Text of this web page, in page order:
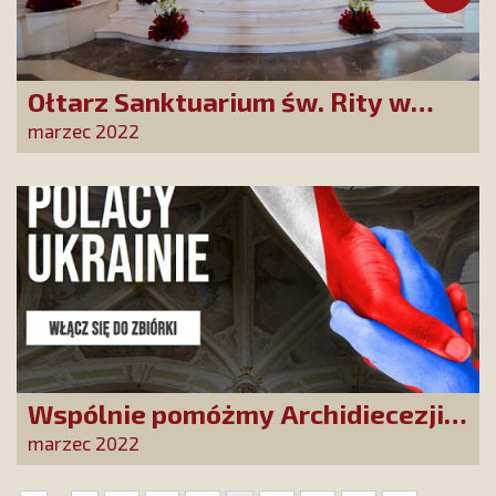
Ołtarz Sanktuarium św. Rity w
Cascii ozdobiony na Zwiastowanie
dzięki naszym Przyjaciołom!
marzec 2022
Wspólnie pomóżmy Archidiecezji
Lwowskiej, dającej ochronę
uchodźcom uciekającym przed
marzec 2022